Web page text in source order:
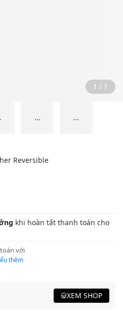
1 / 1
... ...
Reversible
khi hoàn tất thanh toán cho
với
thêm
XEM SHOP